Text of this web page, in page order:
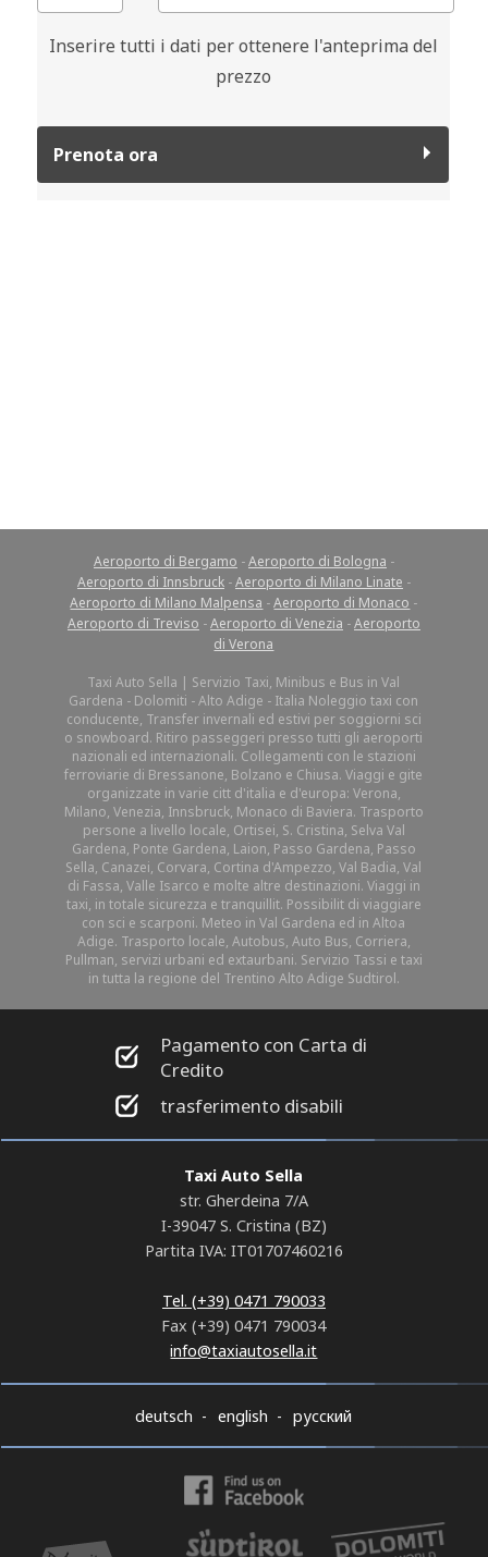
Inserire tutti i dati per ottenere l'anteprima del
prezzo
Aeroporto di Bergamo -Aeroporto di Bologna -
Aeroporto di Innsbruck-Aeroporto di Milano Linate -
Aeroporto di Milano Malpensa -Aeroporto di Monaco -
Aeroporto di Treviso -Aeroporto di Venezia -Aeroporto
di Verona
Taxi Auto Sella | Servizio Taxi, Minibus e Bus in Val
Gardena - Dolomiti - Alto Adige - Italia Noleggio taxi con
conducente, Transfer invernali ed estivi per soggiorni sci
o snowboard. Ritiro passeggeri presso tutti gli aeroporti
nazionali ed internazionali. Collegamenti con le stazioni
ferroviarie di Bressanone, Bolzano e Chiusa. Viaggi e gite
organizzate in varie citt d'italia e d'europa: Verona,
Milano, Venezia, Innsbruck, Monaco di Baviera. Trasporto
persone a livello locale, Ortisei, S. Cristina, Selva Val
Gardena, Ponte Gardena, Laion, Passo Gardena, Passo
Sella, Canazei, Corvara, Cortina d'Ampezzo, Val Badia, Val
di Fassa, Valle Isarco e molte altre destinazioni. Viaggi in
taxi, in totale sicurezza e tranquillit. Possibilit di viaggiare
con sci e scarponi. Meteo in Val Gardena ed in Altoa
Adige. Trasporto locale, Autobus, Auto Bus, Corriera,
Pullman, servizi urbani ed extaurbani. Servizio Tassi e taxi
in tutta la regione del Trentino Alto Adige Sudtirol.
Pagamento con Carta di
Credito
trasferimento disabili
Taxi Auto Sella
str. Gherdeina 7/A
I-39047 S. Cristina (BZ)
Partita IVA: IT01707460216
Tel. (+39) 0471 790033
Fax (+39) 0471 790034
info@taxiautosella.it
deutsch english русский